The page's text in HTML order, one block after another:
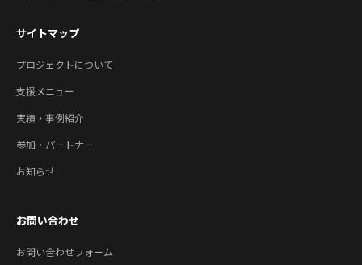
サイトマップ
プロジェクトについて
支援メニュー
実績・事例紹介
参加・パートナー
お知らせ
お問い合わせ
お問い合わせフォーム